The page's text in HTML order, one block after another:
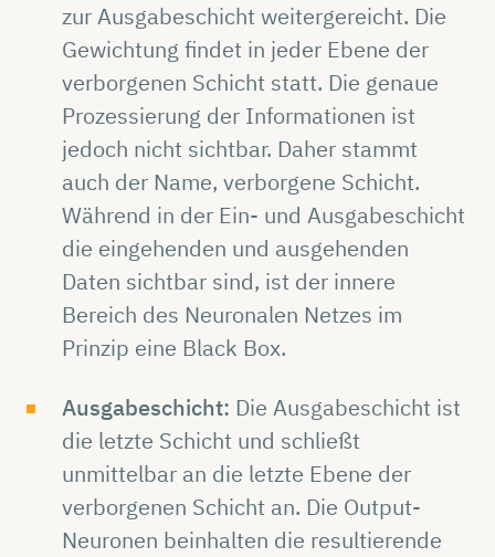
zur Ausgabeschicht weitergereicht. Die
Gewichtung findet in jeder Ebene der
verborgenen Schicht statt. Die genaue
Prozessierung der Informationen ist
jedoch nicht sichtbar. Daher stammt
auch der Name, verborgene Schicht.
Während in der Ein- und Ausgabeschicht
die eingehenden und ausgehenden
Daten sichtbar sind, ist der innere
Bereich des Neuronalen Netzes im
Prinzip eine Black Box.
Ausgabeschicht: Die Ausgabeschicht ist
die letzte Schicht und schließt
unmittelbar an die letzte Ebene der
verborgenen Schicht an. Die Output-
Neuronen beinhalten die resultierende